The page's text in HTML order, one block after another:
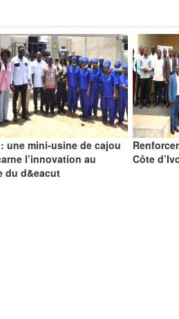
une mini-usine de cajou
l’innovation au
du d&eacut
Côte